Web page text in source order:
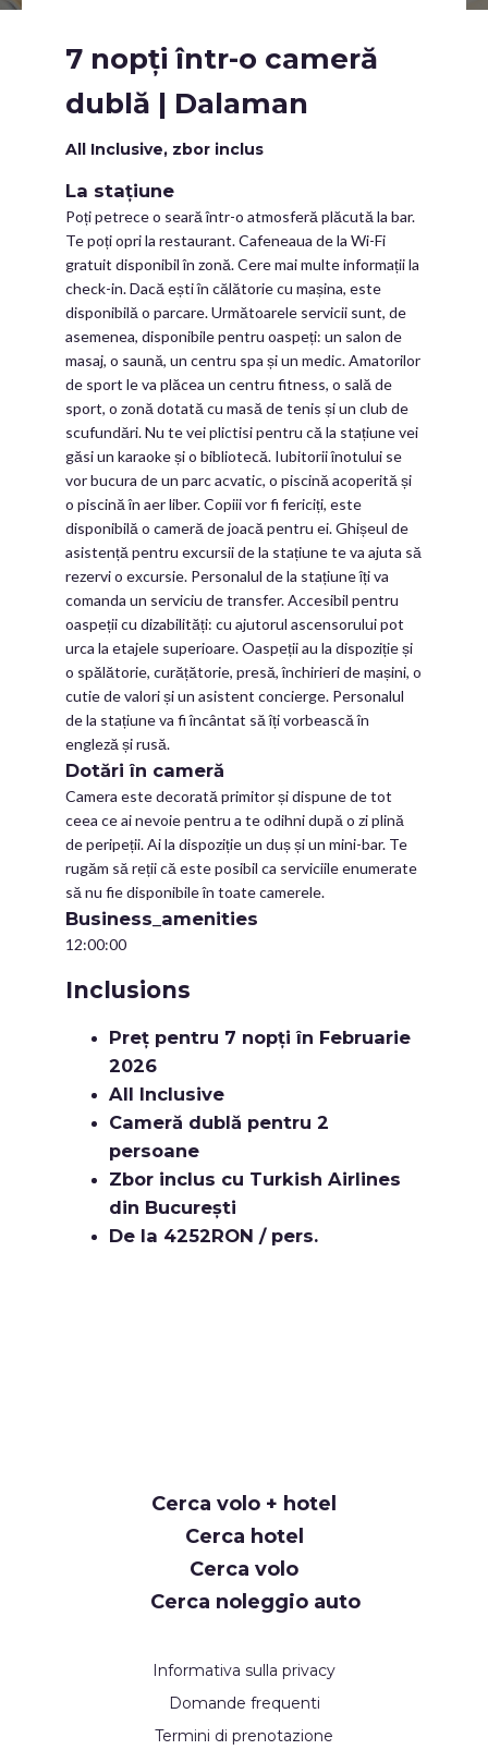
7 nopți într-o cameră
dublă | Dalaman
All Inclusive, zbor inclus
La stațiune
Poți petrece o seară într-o atmosferă plăcută la bar.
Te poți opri la restaurant. Cafeneaua de la Wi-Fi
gratuit disponibil în zonă. Cere mai multe informații la
check-in. Dacă ești în călătorie cu mașina, este
disponibilă o parcare. Următoarele servicii sunt, de
asemenea, disponibile pentru oaspeți: un salon de
masaj, o saună, un centru spa și un medic. Amatorilor
de sport le va plăcea un centru fitness, o sală de
sport, o zonă dotată cu masă de tenis și un club de
scufundări. Nu te vei plictisi pentru că la stațiune vei
găsi un karaoke și o bibliotecă. Iubitorii înotului se
vor bucura de un parc acvatic, o piscină acoperită și
o piscină în aer liber. Copiii vor fi fericiți, este
disponibilă o cameră de joacă pentru ei. Ghișeul de
asistență pentru excursii de la stațiune te va ajuta să
rezervi o excursie. Personalul de la stațiune îți va
comanda un serviciu de transfer. Accesibil pentru
oaspeții cu dizabilități: cu ajutorul ascensorului pot
urca la etajele superioare. Oaspeții au la dispoziție și
o spălătorie, curățătorie, presă, închirieri de mașini, o
cutie de valori și un asistent concierge. Personalul
de la stațiune va fi încântat să îți vorbească în
engleză și rusă.
Dotări în cameră
Camera este decorată primitor și dispune de tot
ceea ce ai nevoie pentru a te odihni după o zi plină
de peripeții. Ai la dispoziție un duș și un mini-bar. Te
rugăm să reții că este posibil ca serviciile enumerate
să nu fie disponibile în toate camerele.
Business_amenities
12:00:00
Inclusions
Preț pentru 7 nopți în Februarie
2026
All Inclusive
Cameră dublă pentru 2
persoane
Zbor inclus cu Turkish Airlines
din București
De la 4252RON / pers.
Cerca volo + hotel
Cerca hotel
Cerca volo
Cerca noleggio auto
Informativa sulla privacy
Domande frequenti
Termini di prenotazione